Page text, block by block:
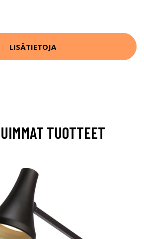
LISÄTIETOJA
TUOTTEET